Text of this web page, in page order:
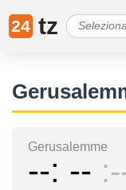
24 tz
Gerusalemme
-- --